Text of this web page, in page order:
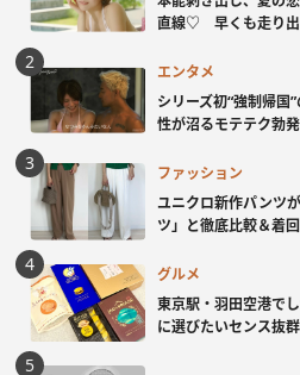
直線♡ 早くも走り出
エンタメ
シリーズ初“強制帰
性が沼るモテテク勃
ファッション
ユニクロ新作パンツ
ツ」と徹底比較＆着
グルメ
東京駅・羽田空港で
に選びたいセンス抜